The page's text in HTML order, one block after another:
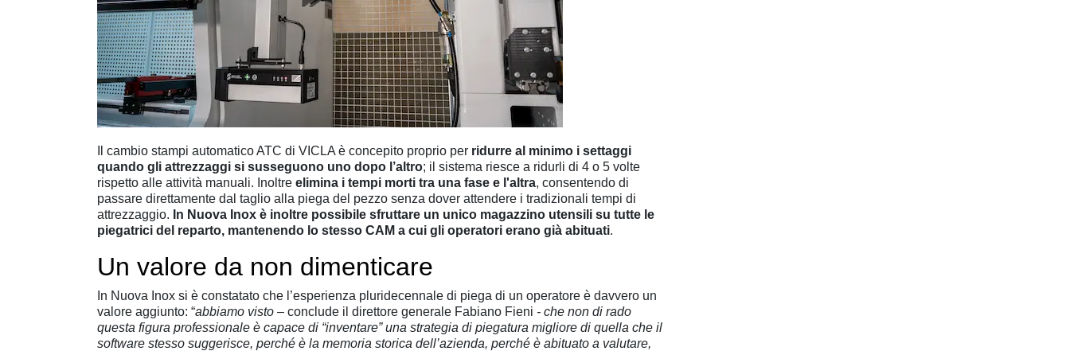
Il cambio stampi automatico ATC di VICLA è concepito proprio per ridurre al minimo i settaggi
quando gli attrezzaggi si susseguono uno dopo l’altro; il sistema riesce a ridurli di 4 o 5 volte
rispetto alle attività manuali. Inoltre elimina i tempi morti tra una fase e l'altra, consentendo di
passare direttamente dal taglio alla piega del pezzo senza dover attendere i tradizionali tempi di
attrezzaggio. In Nuova Inox è inoltre possibile sfruttare un unico magazzino utensili su tutte le
piegatrici del reparto, mantenendo lo stesso CAM a cui gli operatori erano già abituati.
Un valore da non dimenticare
In Nuova Inox si è constatato che l’esperienza pluridecennale di piega di un operatore è davvero un
valore aggiunto: “abbiamo visto – conclude il direttore generale Fabiano Fieni - che non di rado
questa figura professionale è capace di “inventare” una strategia di piegatura migliore di quella che il
software stesso suggerisce, perché è la memoria storica dell’azienda, perché è abituato a valutare,